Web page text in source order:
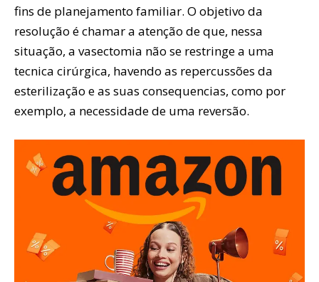
fins de planejamento familiar. O objetivo da
resolução é chamar a atenção de que, nessa
situação, a vasectomia não se restringe a uma
tecnica cirúrgica, havendo as repercussões da
esterilização e as suas consequencias, como por
exemplo, a necessidade de uma reversão.